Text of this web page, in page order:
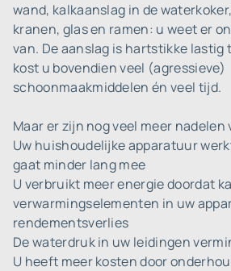
wand, kalkaanslag in de
kranen, glas en ramen: u weet er
van. De aanslag is hartstikke lastig
kost u bovendien veel (agressieve)
schoonmaakmiddelen én veel tijd.
Maar er zijn nog veel meer nadelen
Uw huishoudelijke apparatuur
gaat minder lang mee
U verbruikt meer energie doordat
verwarmingselementen in uw
rendementsverlies
De waterdruk in uw leidingen
U heeft meer kosten door